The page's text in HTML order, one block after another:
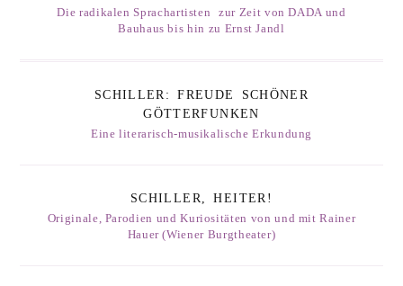
Die radikalen Sprachartisten zur Zeit von DADA und
Bauhaus bis hin zu Ernst Jandl
SCHILLER: FREUDE SCHÖNER
GÖTTERFUNKEN
Eine literarisch-musikalische Erkundung
SCHILLER, HEITER!
Originale, Parodien und Kuriositäten von und mit Rainer
Hauer (Wiener Burgtheater)